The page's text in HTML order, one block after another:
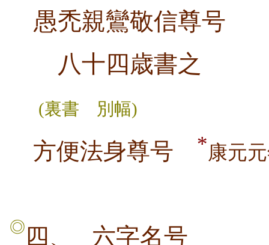
愚禿親鸞敬信尊号
八十四歳書之
(裏書 別幅)
方便法身尊号 *康元
◎ 四、
六字名号